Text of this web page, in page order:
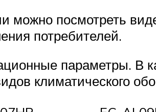
можно посмотреть
потребителей.
параметры. В
климатического